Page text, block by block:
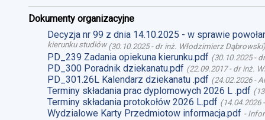
Dokumenty organizacyjne
Decyzja nr 99 z dnia 14.10.2025 - w sprawie
kierunku studiów(30.10.2025- dr inż. Włodzimierz Dąbrowski)
PD_239 Zadania opiekuna kierunku.pdf (30.10.2025-
PD_300 Poradnik dziekanatu.pdf (22.09.2017- dr inż.
PD_301.26L Kalendarz dziekanatu .pdf (24.02.2026-
Terminy składania prac dyplomowych 2026 L .pdf (
Terminy składania protokołów 2026 L.pdf (14.04.2026
Wydzialowe Karty Przedmiotow informacja.pdf -